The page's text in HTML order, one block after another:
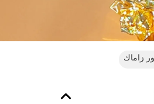
زاماك